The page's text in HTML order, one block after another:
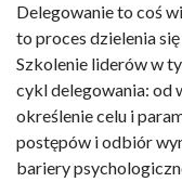
Delegowanie to coś
to proces dzielenia
Szkolenie liderów w
cykl delegowania: od
określenie celu i
postępów i odbiór
bariery